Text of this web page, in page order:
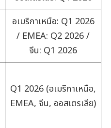
อเมริกาเหนือ: Q1 2026
/ EMEA: Q2 2026 /
จีน: Q1 2026
Q1 2026 (อเมริกาเหนือ,
EMEA, จีน, ออสเตรเลีย)